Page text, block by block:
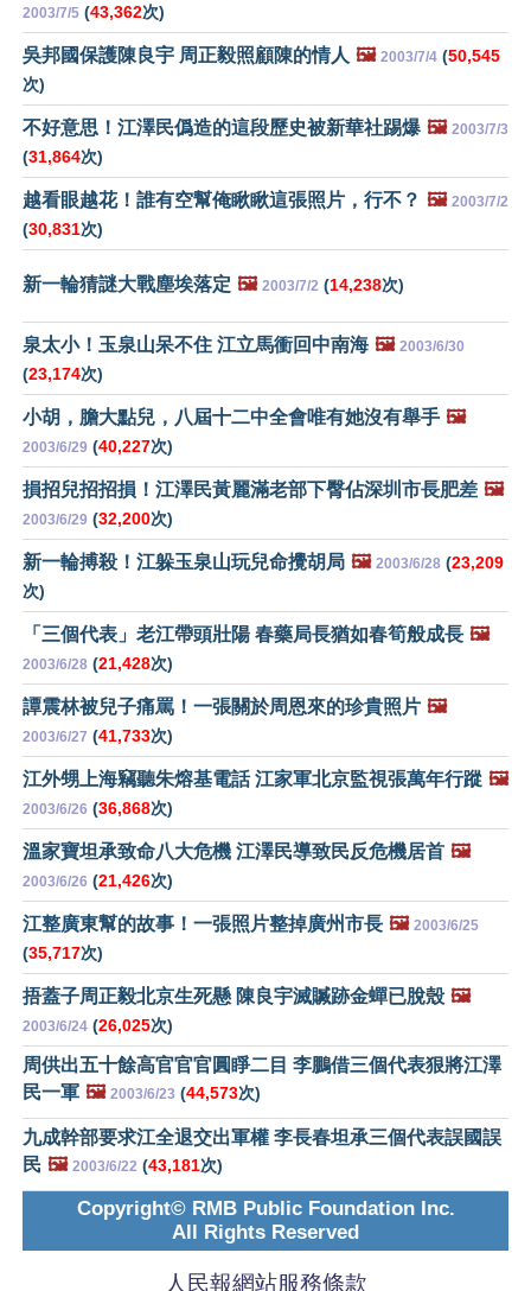
2003/7/5 (43,362次)
吳邦國保護陳良宇 周正毅照顧陳的情人 🖼️ 2003/7/4 (50,545
次)
不好意思！江澤民僞造的這段歷史被新華社踢爆 🖼️ 2003/7/3
(31,864次)
越看眼越花！誰有空幫俺瞅瞅這張照片，行不？ 🖼️ 2003/7/2
(30,831次)
新一輪猜謎大戰塵埃落定 🖼️ 2003/7/2 (14,238次)
泉太小！玉泉山呆不住 江立馬衝回中南海 🖼️ 2003/6/30
(23,174次)
小胡，膽大點兒，八屆十二中全會唯有她沒有舉手 🖼️
2003/6/29 (40,227次)
損招兒招招損！江澤民黃麗滿老部下臀佔深圳市長肥差 🖼️
2003/6/29 (32,200次)
新一輪搏殺！江躲玉泉山玩兒命攪胡局 🖼️ 2003/6/28 (23,209
次)
「三個代表」老江帶頭壯陽 春藥局長猶如春筍般成長 🖼️
2003/6/28 (21,428次)
譚震林被兒子痛罵！一張關於周恩來的珍貴照片 🖼️
2003/6/27 (41,733次)
江外甥上海竊聽朱熔基電話 江家軍北京監視張萬年行蹤 🖼️
2003/6/26 (36,868次)
溫家寶坦承致命八大危機 江澤民導致民反危機居首 🖼️
2003/6/26 (21,426次)
江整廣東幫的故事！一張照片整掉廣州市長 🖼️ 2003/6/25
(35,717次)
捂蓋子周正毅北京生死懸 陳良宇滅贓跡金蟬已脫殼 🖼️
2003/6/24 (26,025次)
周供出五十餘高官官官圓睜二目 李鵬借三個代表狠將江澤
民一軍 🖼️ 2003/6/23 (44,573次)
九成幹部要求江全退交出軍權 李長春坦承三個代表誤國誤
民 🖼️ 2003/6/22 (43,181次)
Copyright© RMB Public Foundation Inc.
All Rights Reserved
人民報網站服務條款